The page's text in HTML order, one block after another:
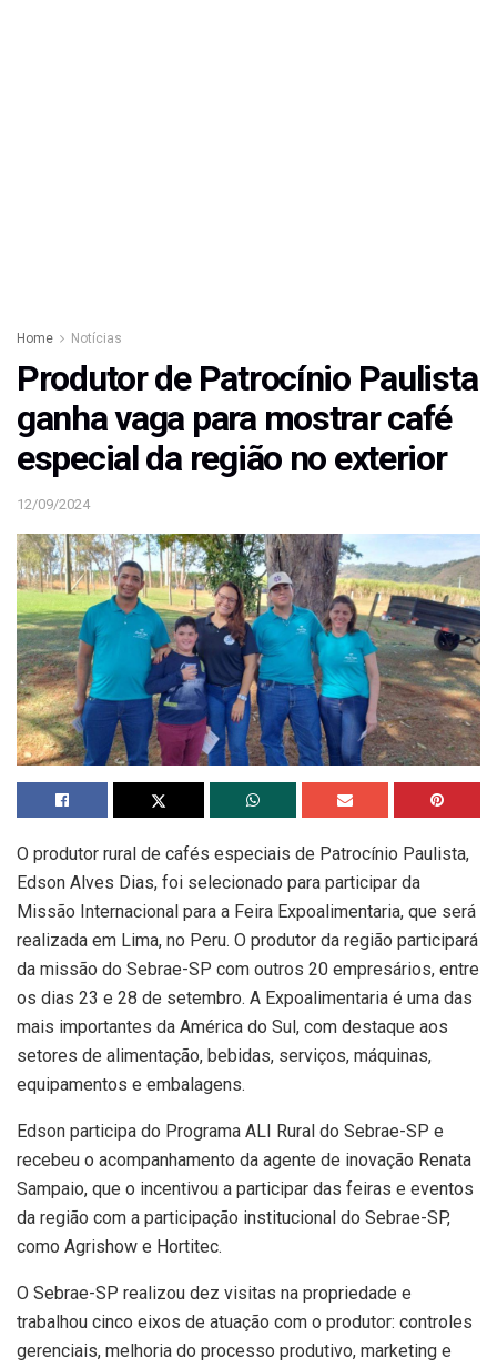
Home Notícias
Produtor de Patrocínio Paulista
ganha vaga para mostrar café
especial da região no exterior
12/09/2024
O produtor rural de cafés especiais de Patrocínio Paulista,
Edson Alves Dias, foi selecionado para participar da
Missão Internacional para a Feira Expoalimentaria, que será
realizada em Lima, no Peru. O produtor da região participará
da missão do Sebrae-SP com outros 20 empresários, entre
os dias 23 e 28 de setembro. A Expoalimentaria é uma das
mais importantes da América do Sul, com destaque aos
setores de alimentação, bebidas, serviços, máquinas,
equipamentos e embalagens.
Edson participa do Programa ALI Rural do Sebrae-SP e
recebeu o acompanhamento da agente de inovação Renata
Sampaio, que o incentivou a participar das feiras e eventos
da região com a participação institucional do Sebrae-SP,
como Agrishow e Hortitec.
O Sebrae-SP realizou dez visitas na propriedade e
trabalhou cinco eixos de atuação com o produtor: controles
gerenciais, melhoria do processo produtivo, marketing e